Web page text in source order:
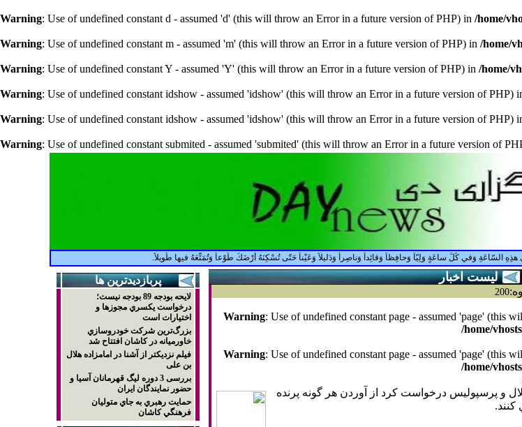
Warning: Use of undefined constant d - assumed 'd' (this will throw an Error in a future version of PHP) in /home/
Warning: Use of undefined constant m - assumed 'm' (this will throw an Error in a future version of PHP) in /home/
Warning: Use of undefined constant Y - assumed 'Y' (this will throw an Error in a future version of PHP) in /home/
Warning: Use of undefined constant idshow - assumed 'idshow' (this will throw an Error in a future version of PHP)
Warning: Use of undefined constant idshow - assumed 'idshow' (this will throw an Error in a future version of PHP)
Warning: Use of undefined constant submited - assumed 'submited' (this will throw an Error in a future version of
وَفي كُلِّ ساعَةٍ وَلِيّاً وَحافِظاً وَقائِداً وَناصِراً وَدَليلاً وَعَيْناً حَتّى تُسْكِنَهُ أَرْضَكَ طَوْعاً وَتُمَتِّعَهُ فيها طَويلاً.
ليست اخبار
200
Warning: Use of undefined constant page - assumed 'page' (this
/home/
Warning: Use of undefined constant page - assumed 'page' (this
/home/
و پرسپوليس درخواست كرد از آوردن هر گونه پرنده
كنند.
پربازديدترين ها
لايحه بودجه 89 بودجه نيست؛
درخواست يکسري مجوزها و
اختيارات است
بزرگ‌ترين شركت خودروسازي
خاورميانه در كاشان افتتاح شد
فیلم نزدیکتر از آشنا در امامزاده هلال
بن علی
بررسی 3 دوره لیگ قهرمانان آسیا و
حضور نمایندگان ایران
حمايت رهبري به جاي متوليان
فرهنگي كاشان